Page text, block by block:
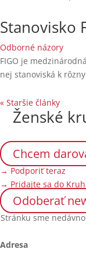
Stanovisko
Odborné názory
FIGO je
nej stanoviská k
« Staršie články
Ženské
Chcem
→ Podporiť teraz
→ Pridajte sa do
Odoberať
Stránku sme
Adresa